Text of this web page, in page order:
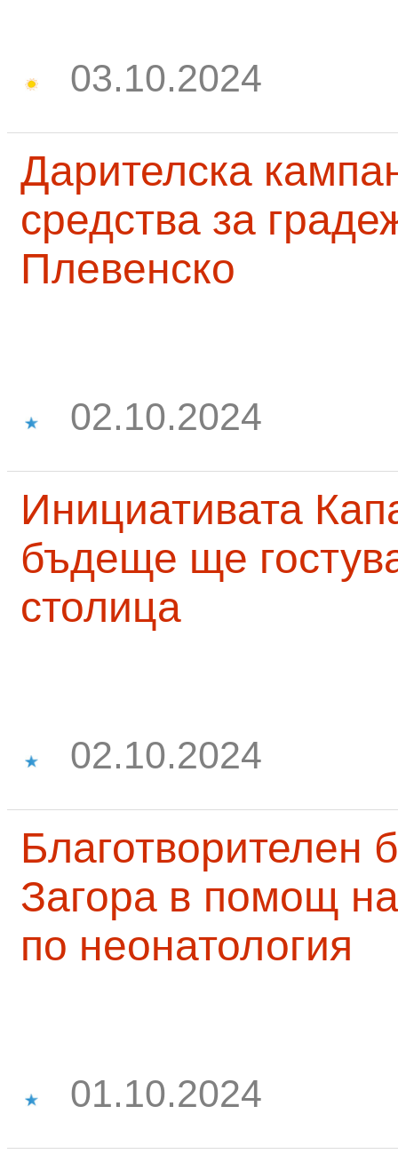
03.10.2024
Дарителска
средства за
Плевенско
02.10.2024
Инициативата
бъдеще ще
столица
02.10.2024
Благотворителен
Загора в помощ
по неонатология
01.10.2024